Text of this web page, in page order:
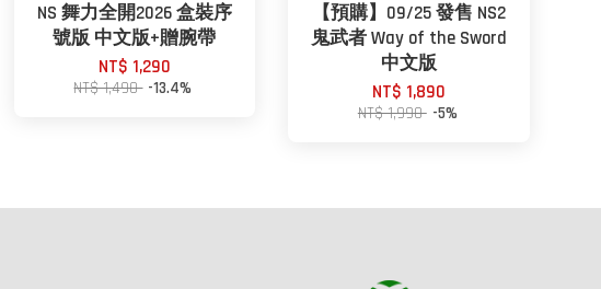
NS 舞力全開2026 盒裝序
號版 中文版+贈腕帶
NT$ 1,290
NT$ 1,490 -13.4%
【預購】09/25 發售 NS2
鬼武者 Way of the Sword
中文版
NT$ 1,890
NT$ 1,990 -5%